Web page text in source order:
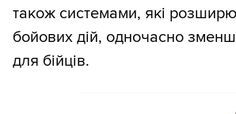
також системами, які
бойових дій, одночасно
для бійців.